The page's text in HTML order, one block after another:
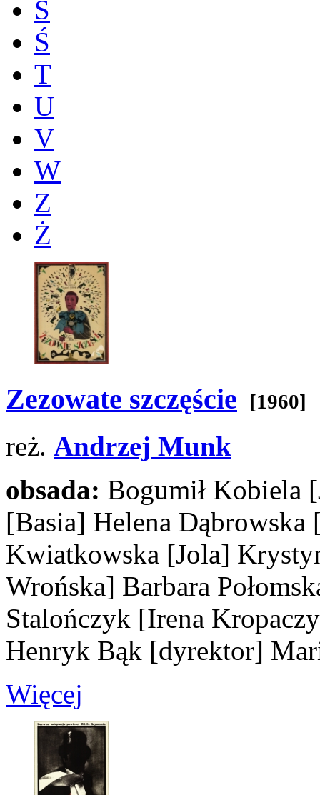
S
Ś
T
U
V
W
Z
Ż
Zezowate szczęście [1960]
reż. Andrzej Munk
obsada: Bogumił Kobiela
[Basia] Helena Dąbrowska
Kwiatkowska [Jola]
Wrońska] Barbara
Stalończyk [Irena
Henryk Bąk [dyrektor]
Więcej